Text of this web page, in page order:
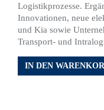
Logistikprozesse.
Innovationen, neue
und Kia sowie
Transport- und
IN DEN